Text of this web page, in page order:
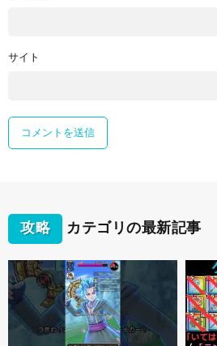
サイト
攻略 カテゴリの最新記事